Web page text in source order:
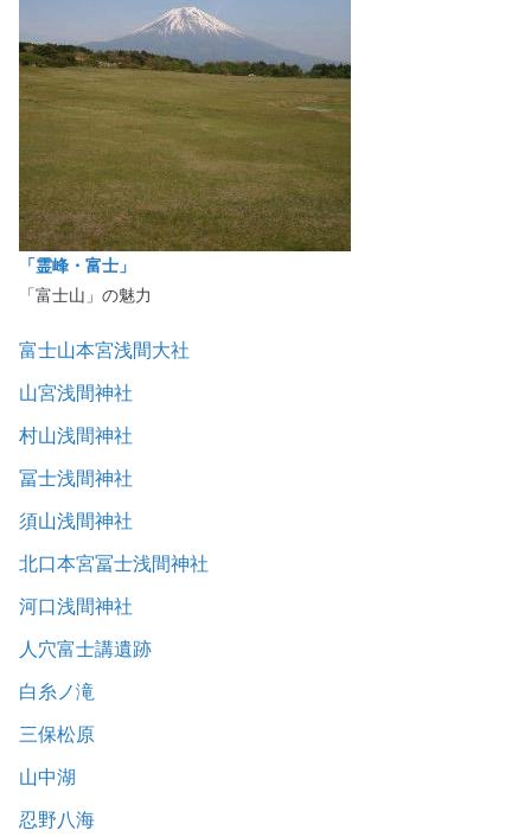
「霊峰・富士」
「富士山」の魅力
富士山本宮浅間大社
山宮浅間神社
村山浅間神社
冨士浅間神社
須山浅間神社
北口本宮冨士浅間神社
河口浅間神社
人穴富士講遺跡
白糸ノ滝
三保松原
山中湖
忍野八海